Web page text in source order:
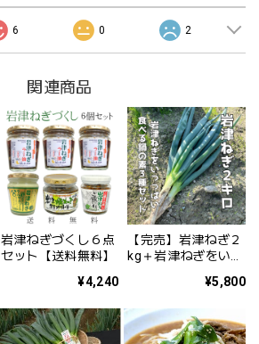
6 0 2
関連商品
岩津ねぎづくし６点
セット【送料無料】
¥4,240
【完売】岩津ねぎ２
kg＋岩津ねぎをいっ
ット【送料無料】
¥5,800